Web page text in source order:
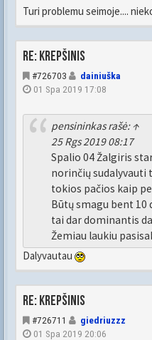
Turi problemu seimoje....
Re: Krepšinis
#726703
dainiuška
01 Spa 2019 17:08
pensininkasrašė: ↑
25 Rgs 2019 08:17
Spalio 04 Žalgiris
norinčių sudalyvauti
tokios pačios kaip
Būtų smagu bent 10
tai dar dominantis
Žemiau laukiu
Dalyvautau
Re: Krepšinis
#726711
giedriuzzz
01 Spa 2019 20:06